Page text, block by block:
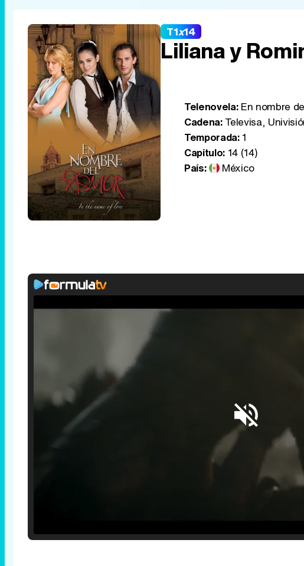
T1x14
Liliana y
Telenovela:En nombre
Cadena:Televisa,
Temporada:1
Capítulo:14 (14)
País:
México